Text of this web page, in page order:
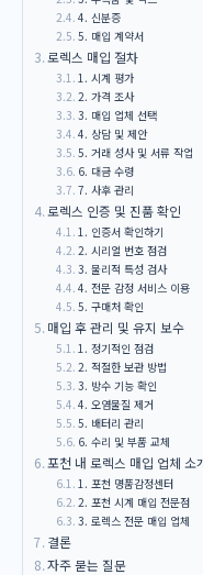
4. 신분증
5. 매입 계약서
로렉스 매입 절차
1. 시계 평가
2. 가격 조사
3. 매입 업체 선택
4. 상담 및 제안
5. 거래 성사 및 서류 작업
6. 대금 수령
7. 사후 관리
로렉스 인증 및 진품 확인
1. 인증서 확인하기
2. 시리얼 번호 점검
3. 물리적 특성 검사
4. 전문 감정 서비스 이용
5. 구매처 확인
매입 후 관리 및 유지 보수
1. 정기적인 점검
2. 적절한 보관 방법
3. 방수 기능 확인
4. 오염물질 제거
5. 배터리 관리
6. 수리 및 부품 교체
포천 내 로렉스 매입 업체 소
1. 포천 명품감정센터
2. 포천 시계 매입 전문점
3. 로렉스 전문 매입 업체
결론
자주 묻는 질문